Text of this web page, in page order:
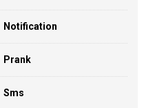
Notification
Prank
Sms